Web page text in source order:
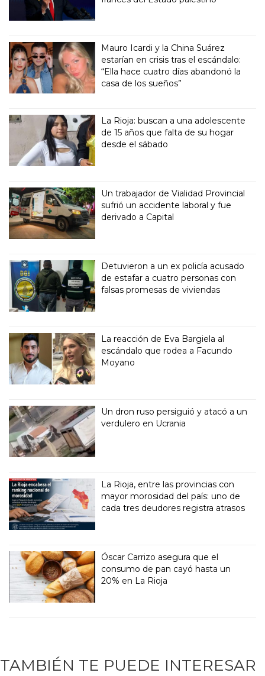
Mauro Icardi y la China Suárez
estarían en crisis tras el escándalo:
“Ella hace cuatro días abandonó la
casa de los sueños”
La Rioja: buscan a una adolescente
de 15 años que falta de su hogar
desde el sábado
Un trabajador de Vialidad Provincial
sufrió un accidente laboral y fue
derivado a Capital
Detuvieron a un ex policía acusado
de estafar a cuatro personas con
falsas promesas de viviendas
La reacción de Eva Bargiela al
escándalo que rodea a Facundo
Moyano
Un dron ruso persiguió y atacó a un
verdulero en Ucrania
La Rioja, entre las provincias con
mayor morosidad del país: uno de
cada tres deudores registra atrasos
Óscar Carrizo asegura que el
consumo de pan cayó hasta un
20% en La Rioja
TAMBIÉN TE PUEDE INTERESAR